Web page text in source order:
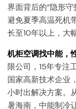
界面背后的”隐形
避免夏季高温死机
长至10年以上，大
机柜空调找中能，
限公司，15年专注
国家高新技术企业
小时出解决方案。
暑海南，中能制冷